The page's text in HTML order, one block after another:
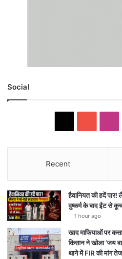
Social
Recent
हैवानियत की हदें पार!
दुष्कर्म के बाद ईंट से
1 hour ago
खाद माफियाओं पर
किसान ने खोला ‘जय
थाने में FIR की मांग